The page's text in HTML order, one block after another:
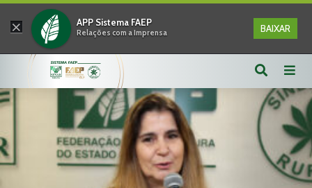
× APP Sistema FAEP
Relações com a Imprensa BAIXAR